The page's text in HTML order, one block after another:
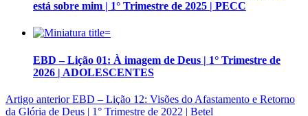
está sobre mim | 1° Trimestre de 2025 | PECC
EBD – Lição 01: À imagem de Deus | 1° Trimestre de
2026 | ADOLESCENTES
Artigo anteriorEBD – Lição 12: Visões do Afastamento e Retorno
da Glória de Deus | 1° Trimestre de 2022 | Betel